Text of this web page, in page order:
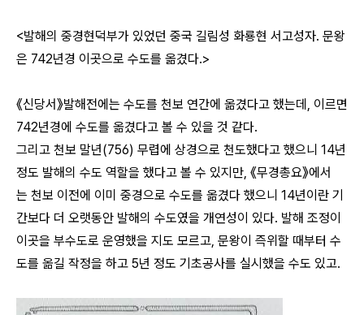
<발해의 중경현덕부가 있었던 중국 길림성 화룡현 서고성자. 문왕
은 742년경 이곳으로 수도를 옮겼다.>
《신당서》발해전에는 수도를 천보 연간에 옮겼다고 했는데, 이르면
742년경에 수도를 옮겼다고 볼 수 있을 것 같다.
그리고 천보 말년(756) 무렵에 상경으로 천도했다고 했으니 14년
정도 발해의 수도 역할을 했다고 볼 수 있지만, 《무경총요》에서
는 천보 이전에 이미 중경으로 수도를 옮겼다 했으니 14년이란 기
간보다 더 오랫동안 발해의 수도였을 개연성이 있다. 발해 조정이
이곳을 부수도로 운영했을 지도 모르고, 문왕이 즉위할 때부터 수
도를 옮길 작정을 하고 5년 정도 기초공사를 실시했을 수도 있고.